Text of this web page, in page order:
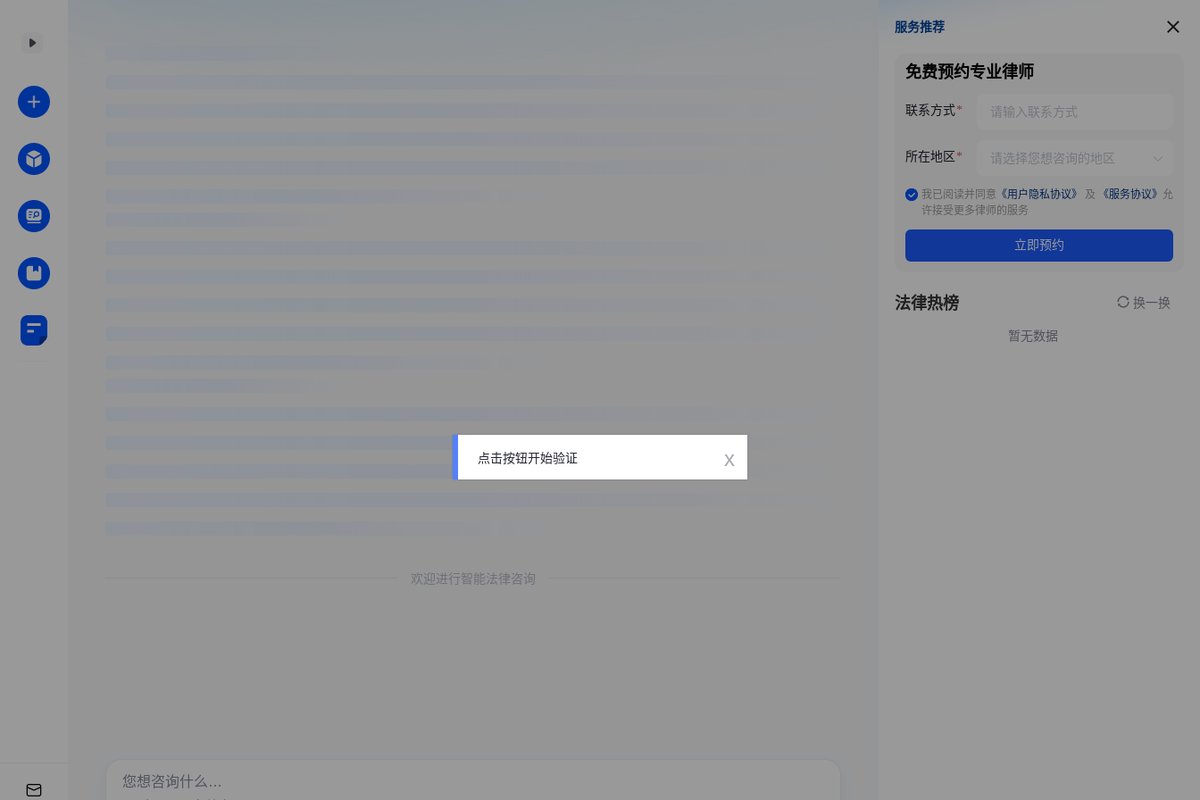
欢迎进行智能法律咨询
服务推荐
服务推荐
免费预约专业律师
联系方式
所在地区
我已阅读并同意 《用户隐私协议》 及 《服务协议》 允
许接受更多律师的服务
立即预约
法律热榜 换一换
暂无数据
点击按钮开始验证 x